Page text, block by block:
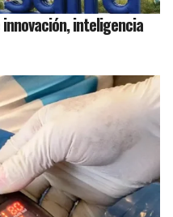
inteligencia